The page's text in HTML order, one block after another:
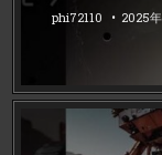
phi72110 2025